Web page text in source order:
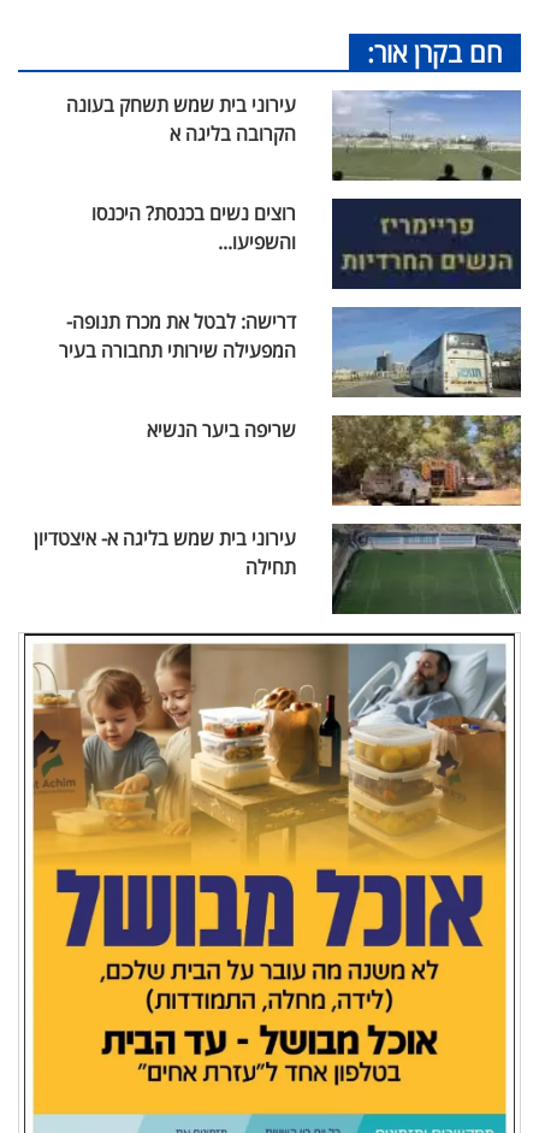
חם בקרן אור:
עירוני בית שמש תשחק בעונה
הקרובה בליגה א
רוצים נשים בכנסת? היכנסו
והשפיעו...
דרישה: לבטל את מכרז תנופה-
המפעילה שירותי תחבורה בעיר
שריפה ביער הנשיא
עירוני בית שמש בליגה א- איצטדיון
תחילה